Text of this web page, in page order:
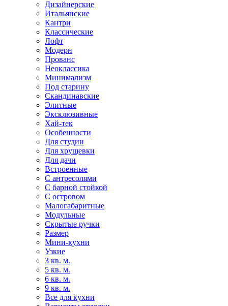
Дизайнерские
Итальянские
Кантри
Классические
Лофт
Модерн
Прованс
Неоклассика
Минимализм
Под старину
Скандинавские
Элитные
Эксклюзивные
Хай-тек
Особенности
Для студии
Для хрущевки
Для дачи
Встроенные
С антресолями
С барной стойкой
С островом
Малогабаритные
Модульные
Скрытые ручки
Размер
Мини-кухни
Узкие
3 кв. м.
5 кв. м.
6 кв. м.
9 кв. м.
Все для кухни